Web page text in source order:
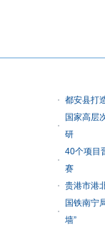
都安县打
国家高层
研
40个项目
赛
贵港市港
国铁南宁
墙”